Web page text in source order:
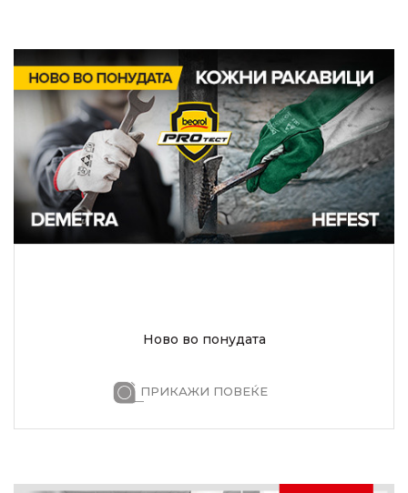
Ново во понудата
ПРИКАЖИ ПОВЕЌЕ